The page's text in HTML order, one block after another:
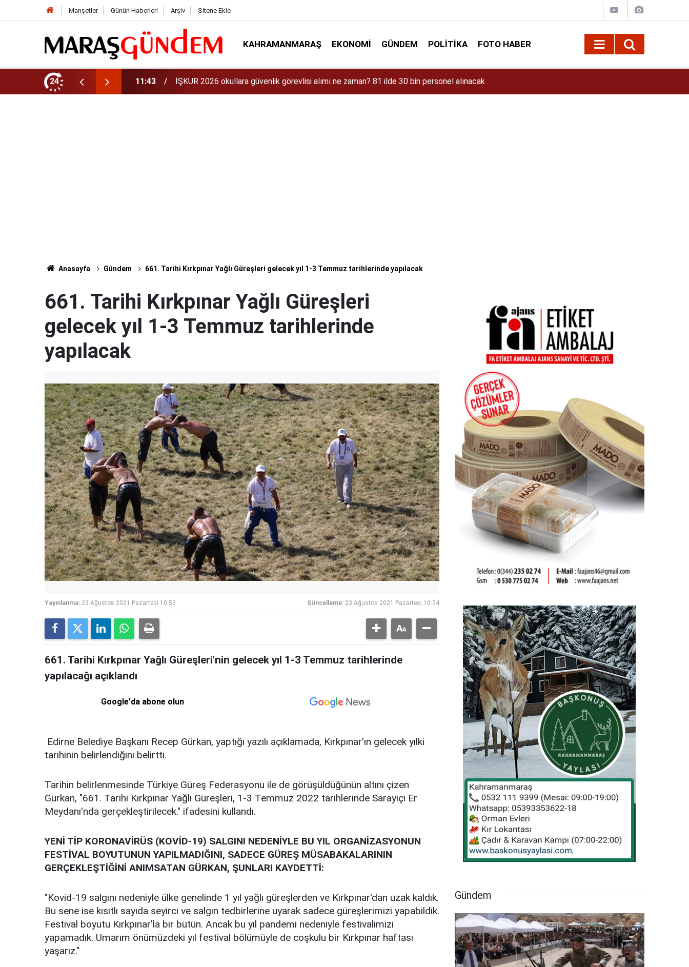
Manşetler Günün Haberleri Arşiv Sitene Ekle
KAHRAMANMARAŞ EKONOMI GÜNDEM POLITIKA FOTO HABER
24
81 ilde 30 bin personel alınacak 11:40 iPhone 18 Ne Zaman Çıkacak? iPhone 18 Pro Max Özellikleri ve Tahmini Fiyatı
Anasayfa Gündem 661. Tarihi Kırkpınar Yağlı Güreşleri gelecek yıl 1-3 Temmuz tarihlerinde yapılacak
661. Tarihi Kırkpınar Yağlı Güreşleri
gelecek yıl 1-3 Temmuz tarihlerinde
yapılacak
Yayınlanma: 23 Ağustos 2021 Pazartesi 10:53 Güncelleme: 23 Ağustos 2021 Pazartesi 10:54
661. Tarihi Kırkpınar Yağlı Güreşleri'nin gelecek yıl 1-3 Temmuz tarihlerinde
yapılacağı açıklandı
Google'da abone olun
Edirne Belediye Başkanı Recep Gürkan, yaptığı yazılı açıklamada, Kırkpınar'ın gelecek yılki
tarihinin belirlendiğini belirtti.
Tarihin belirlenmesinde Türkiye Güreş Federasyonu ile de görüşüldüğünün altını çizen
Gürkan, "661. Tarihi Kırkpınar Yağlı Güreşleri, 1-3 Temmuz 2022 tarihlerinde Sarayiçi Er
Meydanı'nda gerçekleştirilecek." ifadesini kullandı.
YENİ TİP KORONAVİRÜS (KOVİD-19) SALGINI NEDENİYLE BU YIL ORGANİZASYONUN
FESTİVAL BOYUTUNUN YAPILMADIĞINI, SADECE GÜREŞ MÜSABAKALARININ
GERÇEKLEŞTİĞİNİ ANIMSATAN GÜRKAN, ŞUNLARI KAYDETTİ:
"Kovid-19 salgını nedeniyle ülke genelinde 1 yıl yağlı güreşlerden ve Kırkpınar'dan uzak kaldık.
Bu sene ise kısıtlı sayıda seyirci ve salgın tedbirlerine uyarak sadece güreşlerimizi yapabildik.
Festival boyutu Kırkpınar'la bir bütün. Ancak bu yıl pandemi nedeniyle festivalimizi
yapamadık. Umarım önümüzdeki yıl festival bölümüyle de coşkulu bir Kırkpınar haftası
yaşarız."
Gündem